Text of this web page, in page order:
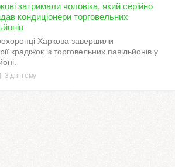
затримали чоловіка, який серійно
кондиціонери торговельних
Харкова завершили
крадіжок із торговельних павільйонів у
3 дні тому